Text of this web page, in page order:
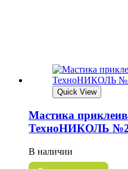
Quick View
Мастика
ТехноНИКОЛЬ
В наличии